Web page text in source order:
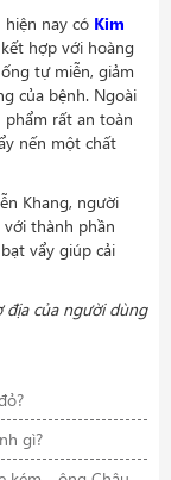
nay có Kim
hợp với hoàng
tự miễn, giảm
của bệnh. Ngoài
rất an toàn
nến một chất
Khang, người
với thành phần
vẩy giúp cải
địa của người dùng
gì?